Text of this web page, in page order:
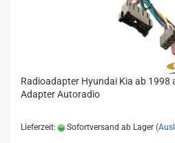
Radioadapter Hyundai Kia ab 1998
Adapter Autoradio
Lieferzeit: Sofortversand ab Lager